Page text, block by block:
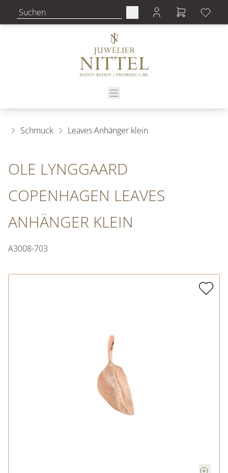
Schmuck Leaves Anhänger klein
OLE LYNGGAARD
COPENHAGEN LEAVES
ANHÄNGER KLEIN
A3008-703